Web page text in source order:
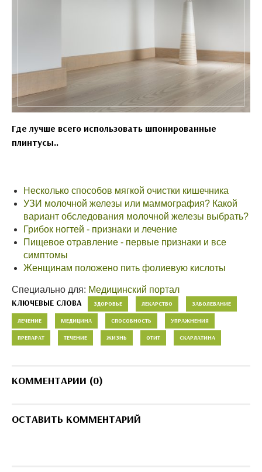
Где лучше всего использовать шпонированные
плинтусы..
Несколько способов мягкой очистки кишечника
УЗИ молочной железы или маммография? Какой
вариант обследования молочной железы выбрать?
Грибок ногтей - признаки и лечение
Пищевое отравление - первые признаки и все
симптомы
Женщинам положено пить фолиевую кислоты
Специально для: Медицинский портал
КЛЮЧЕВЫЕ СЛОВА ЗДОРОВЬЕ ЛЕКАРСТВО ЗАБОЛЕВАНИЕ
ЛЕЧЕНИЕ МЕДИЦИНА СПОСОБНОСТЬ УПРАЖНЕНИЯ
ПРЕПАРАТ ТЕЧЕНИЕ ЖИЗНЬ ОТИТ СКАРЛАТИНА
КОММЕНТАРИИ (0)
ОСТАВИТЬ КОММЕНТАРИЙ